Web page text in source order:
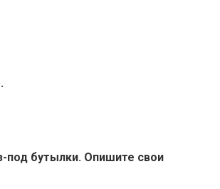
под бутылки. Опишите свои